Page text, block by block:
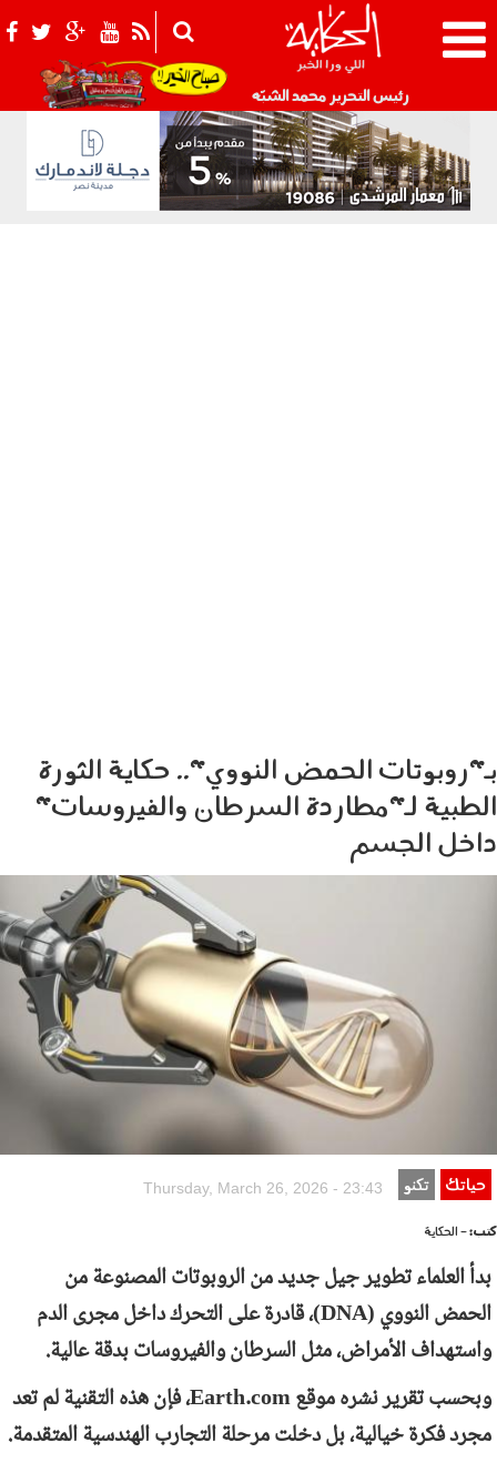
رئيس التحرير محمد الشبّه 021_2.png
بـ"روبوتات الحمض النووي".. حكاية الثورة
الطبية لـ"مطاردة السرطان والفيروسات"
داخل الجسم
حياتك تكنو Thursday, March 26, 2026 - 23:43
كتب:- الحكاية
بدأ العلماء تطوير جيل جديد من الروبوتات المصنوعة من
الحمض النووي (DNA)، قادرة على التحرك داخل مجرى الدم
واستهداف الأمراض، مثل السرطان والفيروسات بدقة عالية.
وبحسب تقرير نشره موقعEarth.com، فإن هذه التقنية لم تعد
مجرد فكرة خيالية، بل دخلت مرحلة التجارب الهندسية المتقدمة.